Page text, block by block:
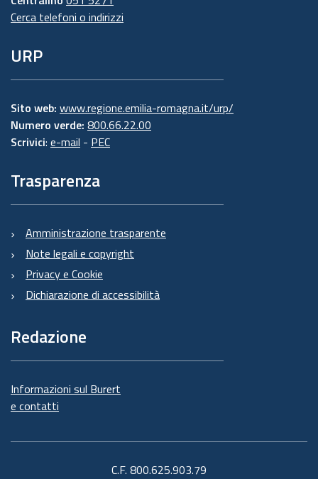
Cerca telefoni o indirizzi
URP
Sito web: www.regione.emilia-romagna.it/urp/
Numero verde: 800.66.22.00
Scrivici: e-mail - PEC
Trasparenza
Amministrazione trasparente
Note legali e copyright
Privacy e Cookie
Dichiarazione di accessibilità
Redazione
Informazioni sul Burert
e contatti
C.F. 800.625.903.79